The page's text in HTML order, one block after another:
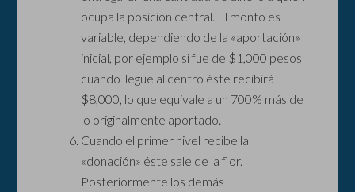
ocupa la posición central. El monto es
variable, dependiendo de la «aportación»
inicial, por ejemplo si fue de $1,000 pesos
cuando llegue al centro éste recibirá
$8,000, lo que equivale a un 700% más de
lo originalmente aportado.
Cuando el primer nivel recibe la
«donación» éste sale de la flor.
Posteriormente los demás